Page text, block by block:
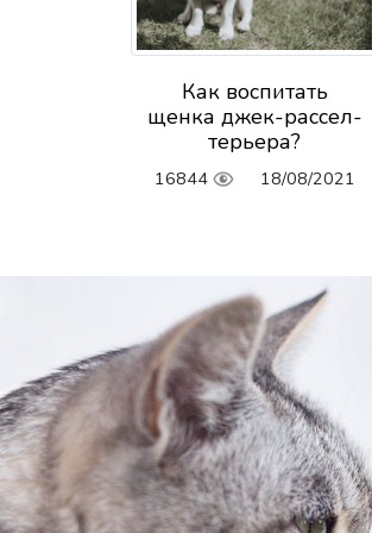
Как воспитать
щенка джек-рассел-
терьера?
16844 18/08/2021